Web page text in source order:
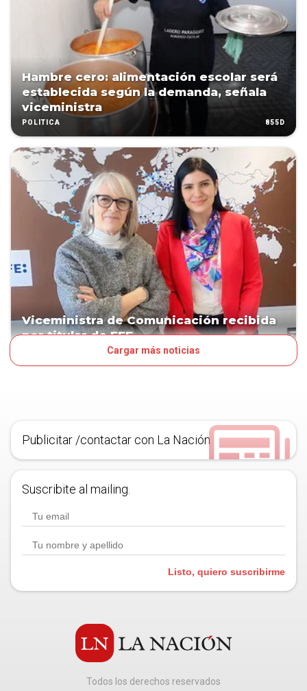
Hambre cero: alimentación escolar será
establecida según la demanda, señala
viceministra
POLÍTICA 855D
Viceministra de Comunicación recibida
por titular de EFE
Cargar más noticias
Publicitar /contactar con La Nación
Suscribite al mailing.
Listo, quiero suscribirme
Todos los derechos reservados